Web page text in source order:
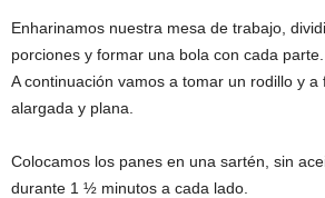
Enharinamos nuestra mesa de trabajo,
porciones y formar una bola con cada parte.
A continuación vamos a tomar un rodillo y
alargada y plana.
Colocamos los panes en una sartén, sin
durante 1 ½ minutos a cada lado.